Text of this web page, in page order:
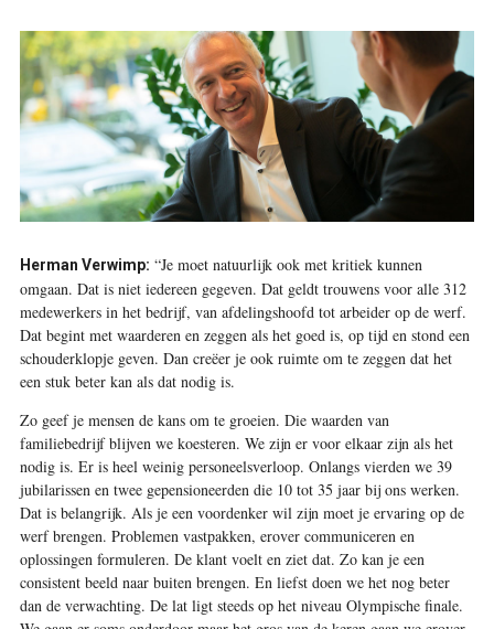
Herman Verwimp: “Je moet natuurlijk ook met kritiek kunnen
omgaan. Dat is niet iedereen gegeven. Dat geldt trouwens voor alle 312
medewerkers in het bedrijf, van afdelingshoofd tot arbeider op de werf.
Dat begint met waarderen en zeggen als het goed is, op tijd en stond een
schouderklopje geven. Dan creëer je ook ruimte om te zeggen dat het
een stuk beter kan als dat nodig is.
Zo geef je mensen de kans om te groeien. Die waarden van
familiebedrijf blijven we koesteren. We zijn er voor elkaar zijn als het
nodig is. Er is heel weinig personeelsverloop. Onlangs vierden we 39
jubilarissen en twee gepensioneerden die 10 tot 35 jaar bij ons werken.
Dat is belangrijk. Als je een voordenker wil zijn moet je ervaring op de
werf brengen. Problemen vastpakken, erover communiceren en
oplossingen formuleren. De klant voelt en ziet dat. Zo kan je een
consistent beeld naar buiten brengen. En liefst doen we het nog beter
dan de verwachting. De lat ligt steeds op het niveau Olympische finale.